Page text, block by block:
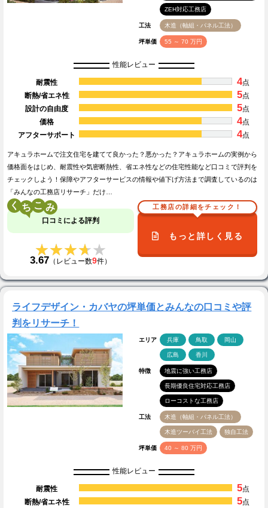
ZEH対応工務店
工法 木造（軸組・パネル工法）
坪単価 55 ～ 70 万円
性能レビュー
耐震性 4点
断熱/省エネ性
5点
設計の自由度
5点
価格
4点
アフターサポート
4点
アキュラホームで注文住宅を建てて良かった？悪かった？アキュラホームの実例から
価格面をはじめ、耐震性や気密断熱性、省エネ性などの住宅性能など口コミで評判を
チェックしよう！保障やアフターサービスの情報や値下げ方法まで調査しているのは
「みんなの工務店リサーチ」だけ…
く こ
口コミによる評判
★★★★★
★★★★★
3.67 （レビュー数9件）
工務店の詳細をチェック！
もっと詳しく見る
ライフデザイン・カバヤの坪単価とみんなの口コミや評
判をリサーチ！
エリア 兵庫 鳥取 岡山
広島 香川
特徴 地震に強い工務店
長期優良住宅対応工務店
ローコストな工務店
工法 木造（軸組・パネル工法）
木造ツーバイ工法 独自工法
坪単価 40 ～ 80 万円
性能レビュー
耐震性 5点
断熱/省エネ性
5点